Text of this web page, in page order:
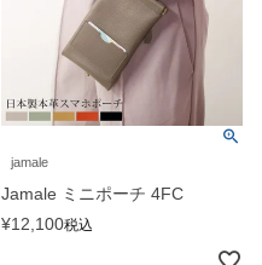
jamale
Jamale ミニポーチ 4FC
¥12,100税込